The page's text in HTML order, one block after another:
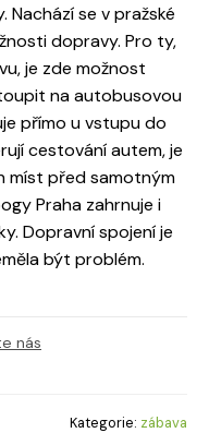
se v pražské
dopravy. Pro ty,
je zde možnost
na autobusovou
přímo u vstupu do
cestování autem, je
míst před samotným
Praha zahrnuje i
Dopravní spojení je
být problém.
nás
Kategorie: zábava